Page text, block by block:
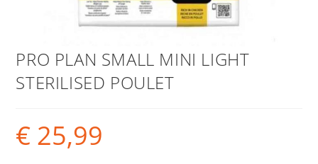
PRO PLAN SMALL MINI LIGHT
STERILISED POULET
€ 25,99